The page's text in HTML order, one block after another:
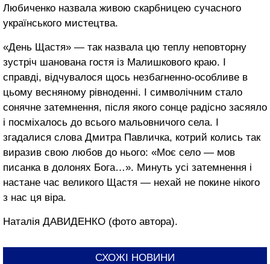
Любиченко назвала живою скарбницею сучасного
українського мистецтва.
«День Щастя» — так назвала цю теплу неповторну
зустріч шанована гостя із Малишкового краю. І
справді, відчувалося щось незбагненно-особливе в
цьому весняному рівноденні. І символічним стало
сонячне затемнення, після якого сонце радісно засяяло
і посміхалось до всього мальовничого села. І
згадалися слова Дмитра Павличка, котрий колись так
виразив свою любов до нього: «Моє село — мов
писанка в долонях Бога…». Минуть усі затемнення і
настане час великого Щастя — нехай не покине нікого
з нас ця віра.
Наталія ДАВИДЕНКО (фото автора).
СХОЖІ НОВИНИ